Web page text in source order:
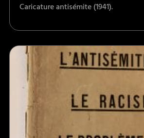
Caricature antisémite (1941).